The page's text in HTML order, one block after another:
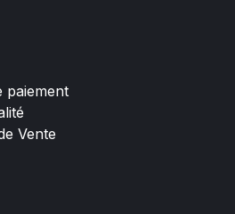
paiement
Vente